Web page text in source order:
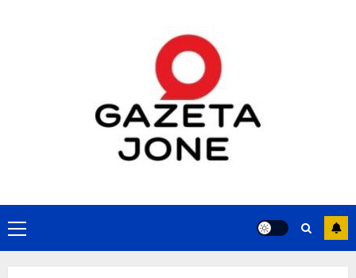
Primary
Menu